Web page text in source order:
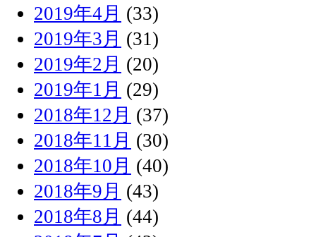
2019年4月 (33)
2019年3月 (31)
2019年2月 (20)
2019年1月 (29)
2018年12月 (37)
2018年11月 (30)
2018年10月 (40)
2018年9月 (43)
2018年8月 (44)